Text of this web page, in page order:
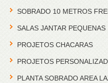
SOBRADO 10 METROS
SALAS JANTAR PEQUENAS
PROJETOS CHACARAS
PROJETOS
PLANTA SOBRADO AREA